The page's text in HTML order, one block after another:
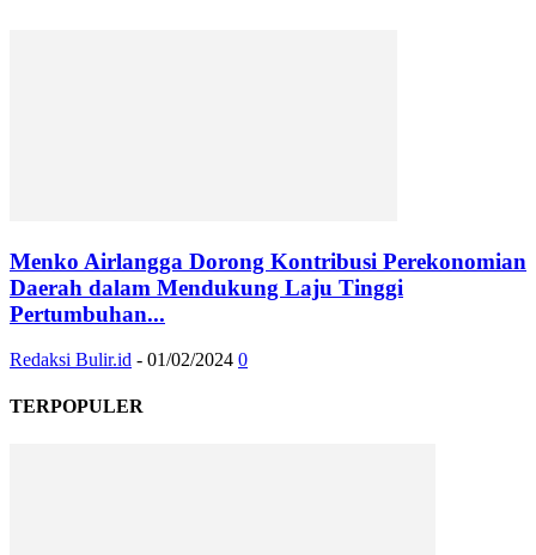
Menko Airlangga Dorong Kontribusi Perekonomian
Daerah dalam Mendukung Laju Tinggi
Pertumbuhan...
Redaksi Bulir.id - 01/02/2024 0
TERPOPULER